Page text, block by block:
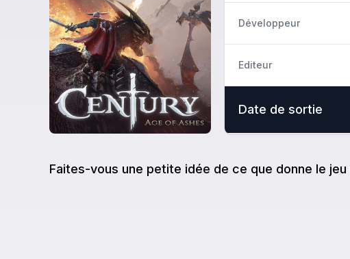
Développeur
Editeur
Date de sortie
Faites-vous une petite idée de ce que donne le jeu